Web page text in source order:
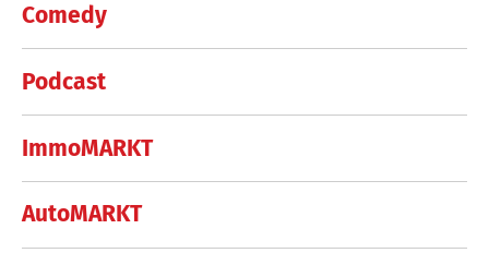
Comedy
Podcast
ImmoMARKT
AutoMARKT